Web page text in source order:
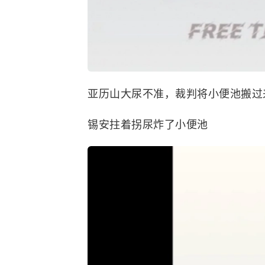
亚历山大尿不准，裁判将小便池搬
锡安拄着拐尿炸了小便池